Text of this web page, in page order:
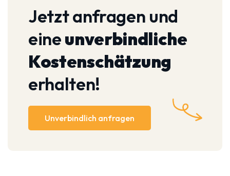
Jetzt anfragen und
eineunverbindliche
Kostenschätzung
erhalten!
Unverbindlich anfragen